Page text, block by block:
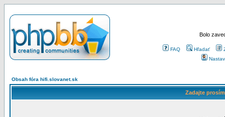
Bolo
FAQ Hľadať
Obsah fóra hifi.slovanet.sk
Zadajte